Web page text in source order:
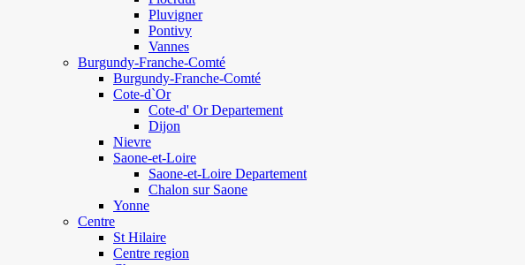
Pluvigner
Pontivy
Vannes
Burgundy-Franche-Comté
Burgundy-Franche-Comté
Cote-d`Or
Cote-d' Or Departement
Dijon
Nievre
Saone-et-Loire
Saone-et-Loire Departement
Chalon sur Saone
Yonne
Centre
St Hilaire
Centre region